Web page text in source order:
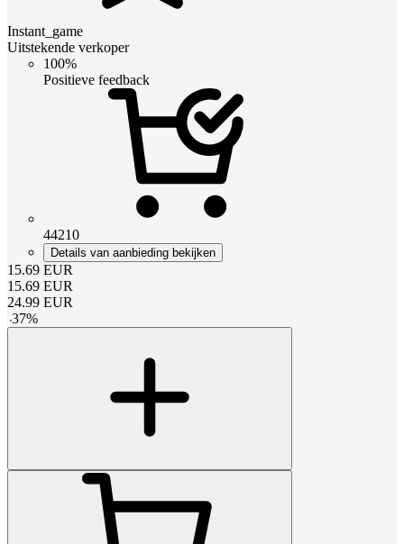
Instant_game
Uitstekende verkoper
100%
Positieve feedback
44210
Details van aanbieding bekijken
15.69 EUR
15.69 EUR
24.99 EUR
-37%